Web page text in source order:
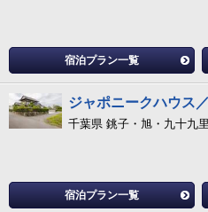
宿泊プラン一覧
ジャポニークハウス
千葉県 銚子・旭・九十九
宿泊プラン一覧